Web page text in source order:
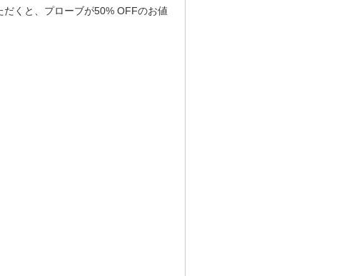
くと、プローブが50% OFFのお値